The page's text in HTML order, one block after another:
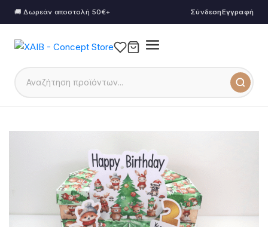
🚚 Δωρεάν αποστολή 50€+ ΣύνδεσηΕγγραφή